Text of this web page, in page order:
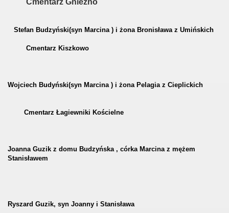
Cmentarz Gniezno
Stefan Budzyński(syn Marcina ) i żona Bronisława z Umińskich
Cmentarz Kiszkowo
Wojciech Budyński(syn Marcina ) i żona Pelagia z Cieplickich
Cmentarz Łagiewniki Kościelne
Joanna Guzik z domu Budzyńska , córka Marcina z mężem
Stanisławem
Ryszard Guzik, syn Joanny i Stanisława